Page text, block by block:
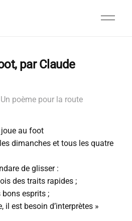
par Claude
Un poème pour la route
au foot
dimanches et tous les quatre
de glisser :
des traits rapides ;
bons esprits ;
il est besoin d’interprètes »